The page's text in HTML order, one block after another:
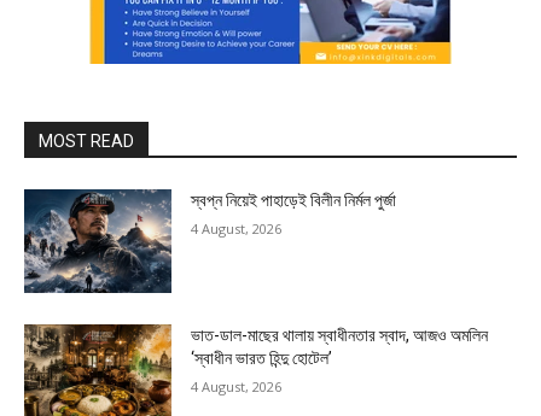
MOST READ
স্বপ্ন নিয়েই পাহাড়েই বিলীন নির্মল পুর্জা
4 August, 2026
ভাত-ডাল-মাছের থালায় স্বাধীনতার স্বাদ, আজও অমলিন
‘স্বাধীন ভারত হিন্দু হোটেল’
4 August, 2026